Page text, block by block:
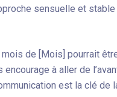
sensuelle et
de [Mois] pourrait
à aller de
est la clé